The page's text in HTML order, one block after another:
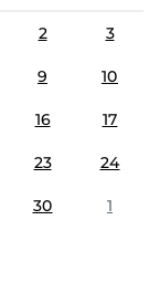
2 3
9 10
16 17
23 24
30 1